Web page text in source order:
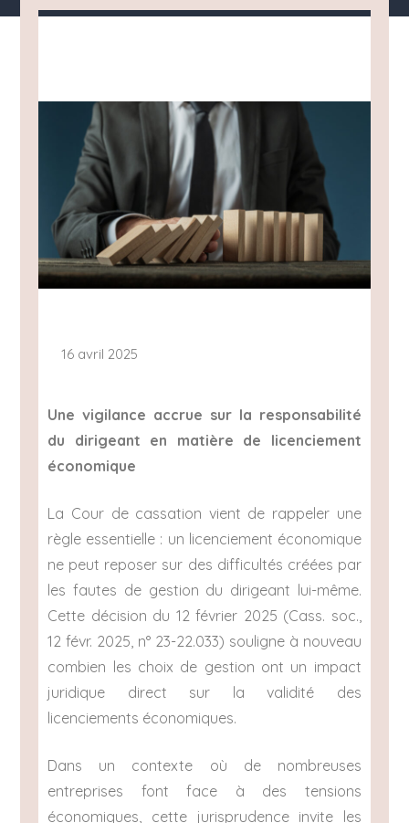
16 avril 2025
Une vigilance accrue sur la responsabilité
du dirigeant en matière de licenciement
économique
La Cour de cassation vient de rappeler une
règle essentielle : un licenciement économique
ne peut reposer sur des difficultés créées par
les fautes de gestion du dirigeant lui-même.
Cette décision du 12 février 2025 (Cass. soc.,
12 févr. 2025, n° 23-22.033) souligne à nouveau
combien les choix de gestion ont un impact
juridique direct sur la validité des
licenciements économiques.
Dans un contexte où de nombreuses
entreprises font face à des tensions
économiques, cette jurisprudence invite les